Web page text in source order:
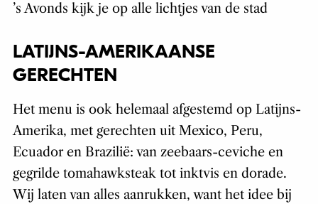
’s Avonds kijk je op alle lichtjes van de stad
LATIJNS-AMERIKAANSE
GERECHTEN
Het menu is ook helemaal afgestemd op Latijns-
Amerika, met gerechten uit Mexico, Peru,
Ecuador en Brazilië: van zeebaars-ceviche en
gegrilde tomahawksteak tot inktvis en dorade.
Wij laten van alles aanrukken, want het idee bij